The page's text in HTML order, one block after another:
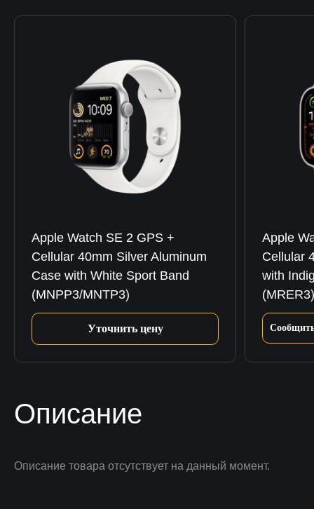
Apple Watch SE 2 GPS +
Cellular 40mm Silver Aluminum
Case with White Sport Band
(MNPP3/MNTP3)
Уточнить цену
Apple
Cellular
with
(MRER3)
Описание
Описание товара отсутствует на данный момент.